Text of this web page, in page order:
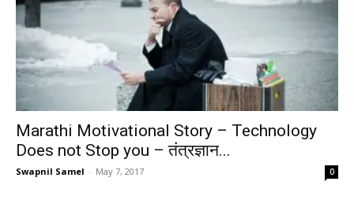
Marathi Motivational Story – Technology
Does not Stop you – तंत्रज्ञान...
Swapnil Samel - May 7, 2017 0